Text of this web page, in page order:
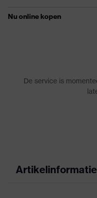
Artikelinformatie